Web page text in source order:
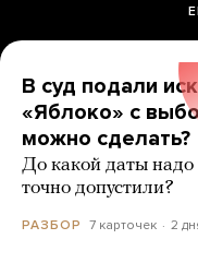
В суд подали
«Яблоко» с
можно сделать?
До какой даты
точно допустили?
РАЗБОР 7 карточек 2